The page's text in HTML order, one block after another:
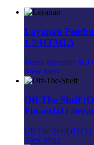
Layanan
1.2/HTML5
Media Interaktif
View More
Off-The-Shelf
Financial
Off The Shelf (OTS)
View More